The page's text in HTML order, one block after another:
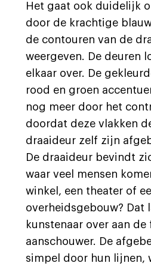
Het gaat ook duidelijk
door de krachtige
de contouren van de
weergeven. De deuren
elkaar over. De
rood en groen
nog meer door het
doordat deze vlakken
draaideur zelf zijn
De draaideur bevindt
waar veel mensen
winkel, een theater of
overheidsgebouw? Dat
kunstenaar over aan de
aanschouwer. De
simpel door hun lijnen,